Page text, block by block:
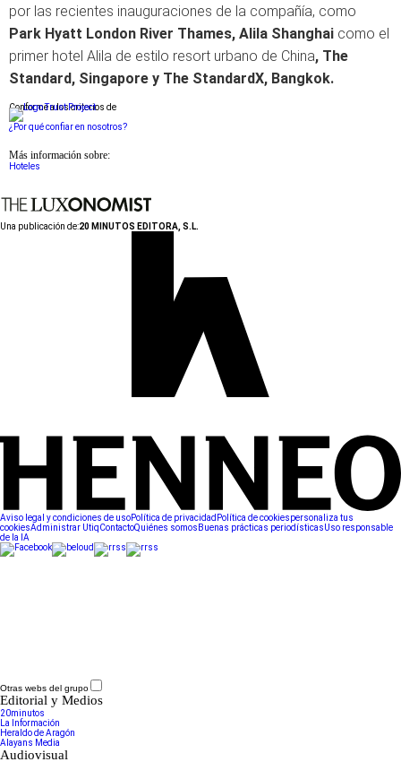
por las recientes inauguraciones de la compañía, como
Park Hyatt London River Thames, Alila Shanghai como el
primer hotel Alila de estilo resort urbano de China, The
Standard, Singapore y The StandardX, Bangkok.
Conforme a los criterios de
¿Por qué confiar en nosotros?
Más información sobre:
Hoteles
Una publicación de:20 MINUTOS EDITORA, S.L.
Aviso legal y condiciones de usoPolítica de privacidad Política de cookiespersonaliza tus
cookiesAdministrar UtiqContactoQuiénes somos Buenas prácticas periodísticasUso responsable
de la IA
Otras webs del grupo
Editorial y Medios
20minutos
La Información
Heraldo de Aragón
Alayans Media
Audiovisual